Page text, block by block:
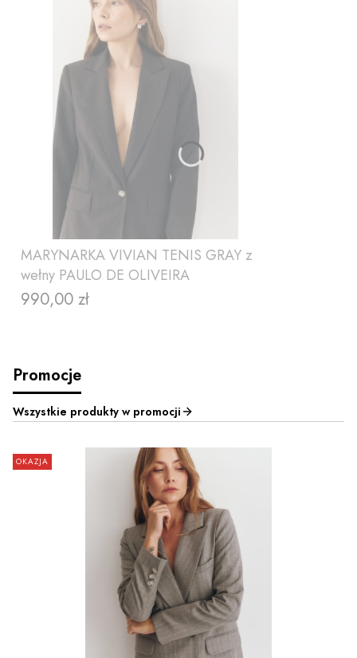
MARYNARKA VIVIAN TENIS GRAY z
wełny PAULO DE OLIVEIRA
Cena
990,00 zł
ZOBACZ PRODUKT
Promocje
Wszystkie produkty w promocji
OKAZJA